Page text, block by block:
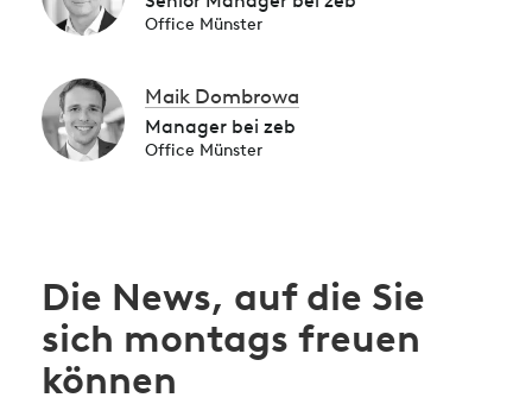
Office Münster
Maik Dombrowa
Manager bei zeb
Office Münster
Die News, auf die Sie
sich montags freuen
können